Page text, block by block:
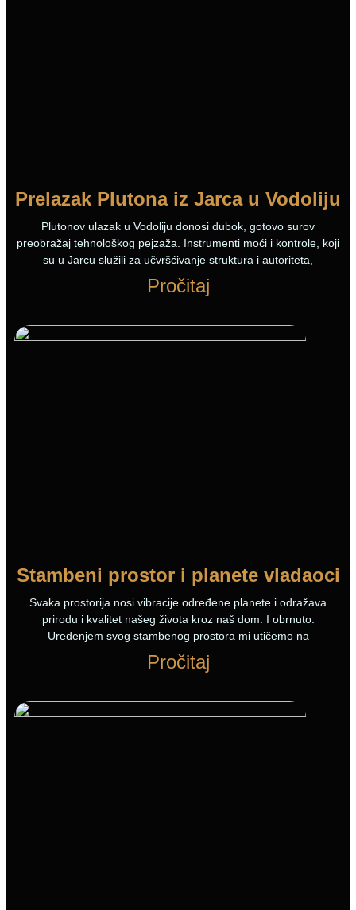
Prelazak Plutona iz Jarca u Vodoliju
Plutonov ulazak u Vodoliju donosi dubok, gotovo surov
preobražaj tehnološkog pejzaža. Instrumenti moći i kontrole, koji
su u Jarcu služili za učvršćivanje struktura i autoriteta,
Pročitaj
Stambeni prostor i planete vladaoci
Svaka prostorija nosi vibracije određene planete i odražava
prirodu i kvalitet našeg života kroz naš dom. I obrnuto.
Uređenjem svog stambenog prostora mi utičemo na
Pročitaj